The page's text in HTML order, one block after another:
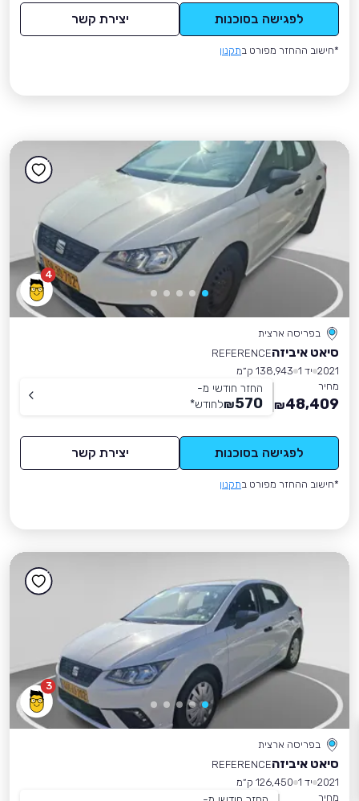
לפגישה בסוכנות יצירת קשר
*חישוב ההחזר מפורט בתקנון
4
בפריסה ארצית
סיאט איביזהREFERENCE
2021 יד 1
138,943 ק״מ
מחיר
48,409
₪
החזר חודשי מ-
570
₪לחודש*
לפגישה בסוכנות יצירת קשר
*חישוב ההחזר מפורט בתקנון
3
בפריסה ארצית
סיאט איביזהREFERENCE
2021 יד 1
126,450 ק״מ
מחיר